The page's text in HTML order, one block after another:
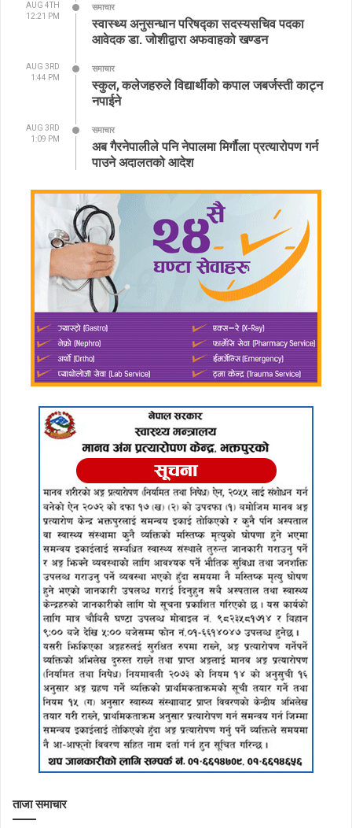
AUG 4TH
12:21 PM
समाचार
स्वास्थ्य अनुसन्धान परिषद्का सदस्यसचिव पदका
आवेदक डा. जोशीद्वारा अफवाहको खण्डन
AUG 3RD
1:44 PM
समाचार
स्कुल, कलेजहरुले विद्यार्थीको कपाल जबर्जस्ती काट्न
नपाईने
AUG 3RD
1:09 PM
समाचार
अब गैरनेपालीले पनि नेपालमा मिर्गौला प्रत्यारोपण गर्न
पाउने अदालतको आदेश
ताजा समाचार